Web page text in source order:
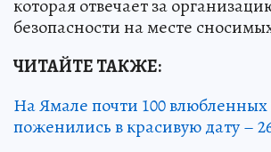
которая отвечает за
безопасности на месте
ЧИТАЙТЕ ТАКЖЕ:
На Ямале почти 100 влюбленных
поженились в красивую дату –